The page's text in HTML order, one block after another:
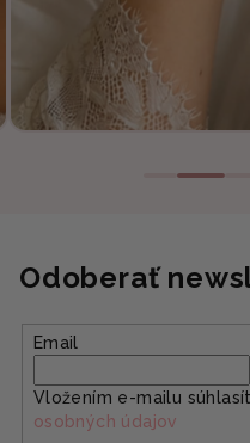
Odoberať
Email
Vložením e-mailu
osobných údajov